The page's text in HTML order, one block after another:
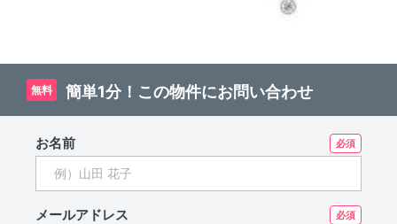
無料 簡単1分！この物件にお問い合わせ
お名前
メールアドレス